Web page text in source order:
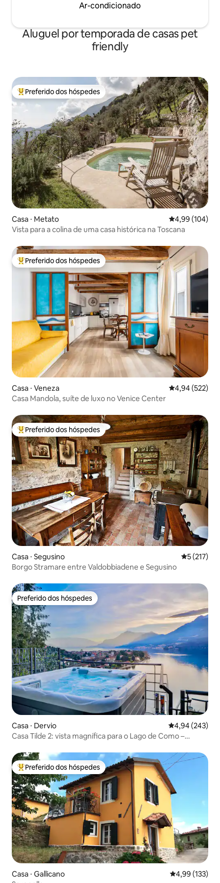
Ar-condicionado
Aluguel por temporada de casas pet
friendly
Entre os melhores preferidos dos hóspedes
Preferido dos hóspedes
Casa ⋅ Metato 4,99 de uma
4,99 (104)
Vista para a colina de uma casa histórica na Toscana
Entre os melhores preferidos dos hóspedes
Preferido dos hóspedes
Casa ⋅ Veneza 4,94 de uma
4,94 (522)
Casa Mandola, suíte de luxo no Venice Center
Entre os melhores preferidos dos hóspedes
Preferido dos hóspedes
Casa ⋅ Segusino 5 de uma
5 (217)
Borgo Stramare entre Valdobbiadene e Segusino
Preferido dos hóspedes
Preferido dos hóspedes
Casa ⋅ Dervio 4,94 de uma
4,94 (243)
Casa Tilde 2: vista magnífica para o Lago de Como –
Entre os melhores preferidos dos hóspedes
Preferido dos hóspedes
Casa ⋅ Gallicano 4,99 de uma
4,99 (133)